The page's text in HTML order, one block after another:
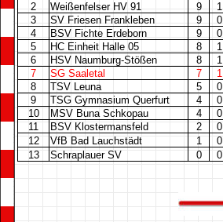
2
Weißenfelser HV 91 9 1
3
SV Friesen Frankleben 9 0
4
BSV Fichte Erdeborn 9 0
5
HC Einheit Halle 05 8 1
6
HSV Naumburg-Stößen 8 1
7
SG Saaletal 7 1
8
TSV Leuna 5 0
9
TSG Gymnasium Querfurt 4 0
10
MSV Buna Schkopau 4 0
11
BSV Klostermansfeld 2 0
12
VfB Bad Lauchstädt 1 0
13
Schraplauer SV 0 0